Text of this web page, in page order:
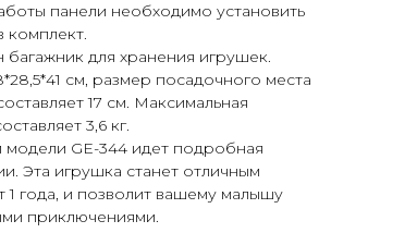
панели необходимо установить
комплект.
для хранения игрушек.
см, размер посадочного места
17 см. Максимальная
3,6 кг.
GE-344 идет подробная
Эта игрушка станет отличным
1 года, и позволит вашему малышу
приключениями.